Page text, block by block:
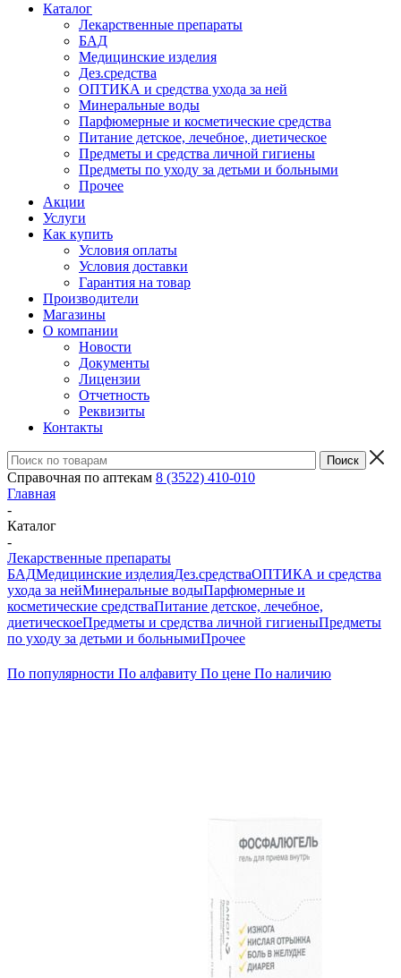
Каталог
Лекарственные препараты
БАД
Медицинские изделия
Дез.средства
ОПТИКА и средства ухода за ней
Минеральные воды
Парфюмерные и косметические средства
Питание детское, лечебное, диетическое
Предметы и средства личной гигиены
Предметы по уходу за детьми и больными
Прочее
Акции
Услуги
Как купить
Условия оплаты
Условия доставки
Гарантия на товар
Производители
Магазины
О компании
Новости
Документы
Лицензии
Отчетность
Реквизиты
Контакты
Справочная по аптекам 8 (3522) 410-010
Главная
-
Каталог
-
Лекарственные препараты
БАДМедицинские изделияДез.средстваОПТИКА и средства
ухода за нейМинеральные водыПарфюмерные и
косметические средстваПитание детское, лечебное,
диетическоеПредметы и средства личной гигиеныПредметы
по уходу за детьми и больнымиПрочее
По популярности По алфавиту По цене По наличию